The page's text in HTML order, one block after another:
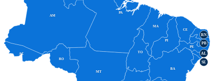
MA
PA
BA
TO
PI
CE
PE
AM
MT
AC
RO
RN
PB
AL
SE